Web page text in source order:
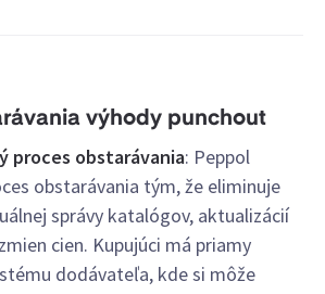
výhody punchout
proces obstarávania: Peppol
obstarávania tým, že eliminuje
správy katalógov, aktualizácií
cien. Kupujúci má priamy
dodávateľa, kde si môže